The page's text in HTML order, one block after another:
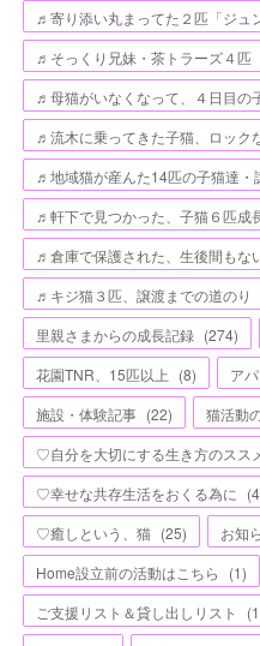
♬寄り添い丸まってた２匹「ジュ
♬そっくり兄妹・茶トラーズ４匹
♬母猫がいなくなって、４日目の
♬流木に乗ってきた子猫、ロック
♬地域猫が産んた14匹の子猫達・
♬軒下で見つかった、子猫６匹成
♬倉庫で保護された、生後間もな
♬キジ猫３匹、譲渡までの道のり
里親さまからの成長記録 (274)
花園TNR、15匹以上 (8) ア
施設・体験記事 (22) 猫活動
♡自分を大切にする生き方のスス
♡幸せな共存生活をおくる為に (
♡癒しという、猫 (25) お知
Home設立前の活動はこちら
(1)
ご支援リスト＆貸し出しリスト
(1